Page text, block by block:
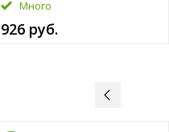
Много
926 руб.